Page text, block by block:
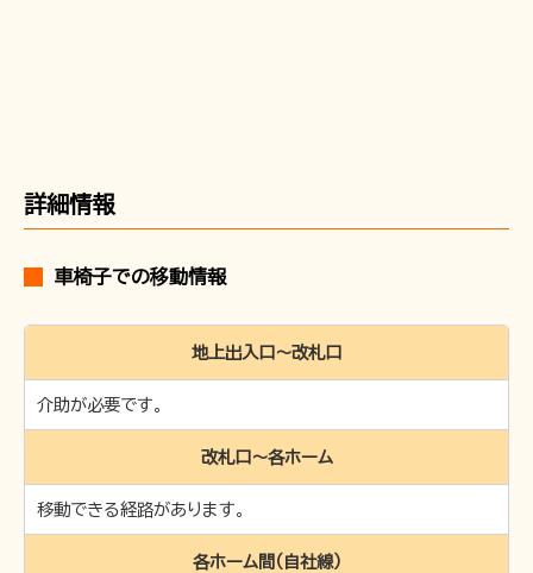
詳細情報
車椅子での移動情報
地上出入口～改札口
介助が必要です。
改札口〜各ホーム
移動できる経路があります。
各ホーム間（自社線）